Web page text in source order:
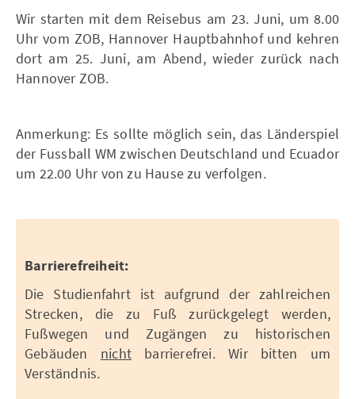
Wir starten mit dem Reisebus am 23. Juni, um 8.00
Uhr vom ZOB, Hannover Hauptbahnhof und kehren
dort am 25. Juni, am Abend, wieder zurück nach
Hannover ZOB.
Anmerkung: Es sollte möglich sein, das Länderspiel
der Fussball WM zwischen Deutschland und Ecuador
um 22.00 Uhr von zu Hause zu verfolgen.
Barrierefreiheit:
Die Studienfahrt ist aufgrund der zahlreichen
Strecken, die zu Fuß zurückgelegt werden,
Fußwegen und Zugängen zu historischen
Gebäuden nichtbarrierefrei. Wir bitten um
Verständnis.